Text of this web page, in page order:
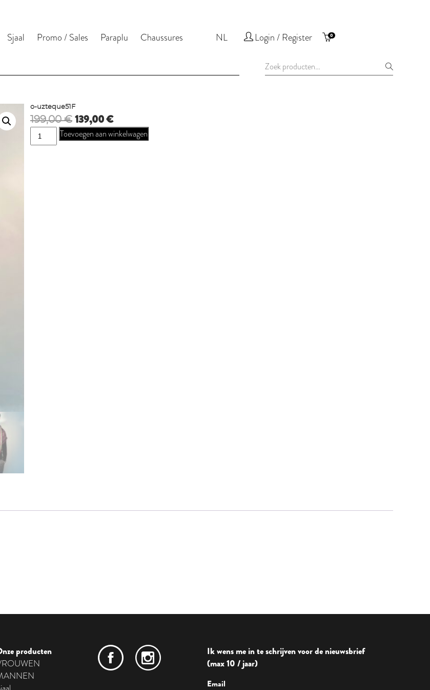
Sjaal Promo / Sales Paraplu Chaussures NL Login / Register 0
Zoeken
naar:
o-uzteque51F
199,00€ Oorspronkelijke
prijs
was:
139,00€Huidige
prijs
is:
uzteque51F
Toevoegen aan winkelwagen
producten
Ik wens me in te schrijven voor de nieuwsbrief
(max 10 / jaar)
Email